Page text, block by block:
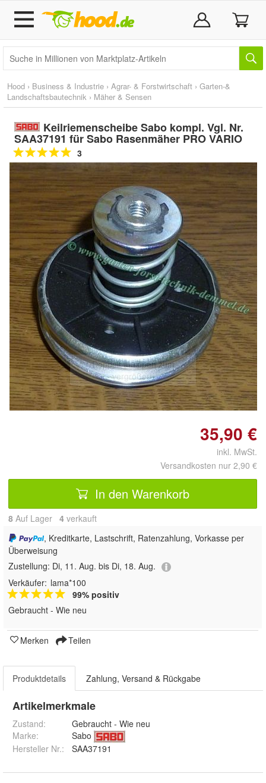
Hood › Business & Industrie › Agrar- & Forstwirtschaft › Garten-&
Landschaftsbautechnik › Mäher & Sensen
Keilriemenscheibe Sabo kompl. Vgl. Nr.
SAA37191 für Sabo Rasenmäher PRO VARIO
3
Doppelt antippen zum
vergrößern
35,90 €
inkl. MwSt.
Versandkosten nur 2,90 €
In den Warenkorb
8 Auf Lager 4 verkauft
, Kreditkarte, Lastschrift, Ratenzahlung, Vorkasse per
Überweisung
Zustellung: Di, 11. Aug. bis Di, 18. Aug.
Verkäufer: lama*100
99% positiv
Gebraucht - Wie neu
Merken Teilen
Produktdetails Zahlung, Versand & Rückgabe
Artikelmerkmale
Zustand:
Gebraucht - Wie neu
Marke:
Sabo
Hersteller Nr.:
SAA37191